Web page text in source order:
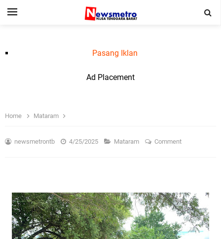
Pasang Iklan
Ad Placement
Home Mataram
newsmetrontb 4/25/2025 Mataram Comment